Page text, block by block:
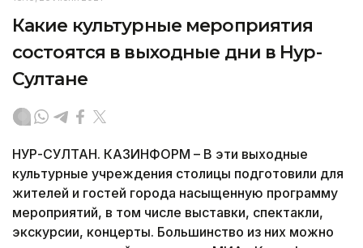
Какие культурные мероприятия
состоятся в выходные дни в Нур-
Султане
НУР-СУЛТАН. КАЗИНФОРМ – В эти выходные
культурные учреждения столицы подготовили для
жителей и гостей города насыщенную программу
мероприятий, в том числе выставки, спектакли,
экскурсии, концерты. Большинство из них можно